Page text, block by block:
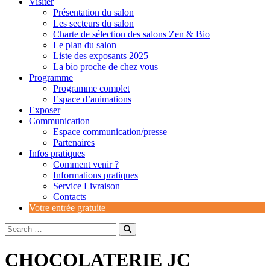
Présentation du salon
Les secteurs du salon
Charte de sélection des salons Zen & Bio
Le plan du salon
Liste des exposants 2025
La bio proche de chez vous
Programme
Programme complet
Espace d’animations
Exposer
Communication
Espace communication/presse
Partenaires
Infos pratiques
Comment venir ?
Informations pratiques
Service Livraison
Contacts
Votre entrée gratuite
CHOCOLATERIE JC